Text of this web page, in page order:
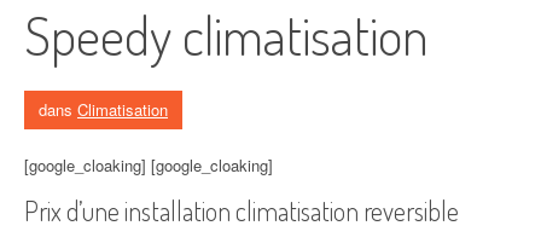
Speedy climatisation
dans Climatisation
[google_cloaking] [google_cloaking]
Prix d’une installation climatisation reversible